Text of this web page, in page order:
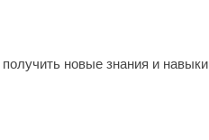
новые знания и навыки.